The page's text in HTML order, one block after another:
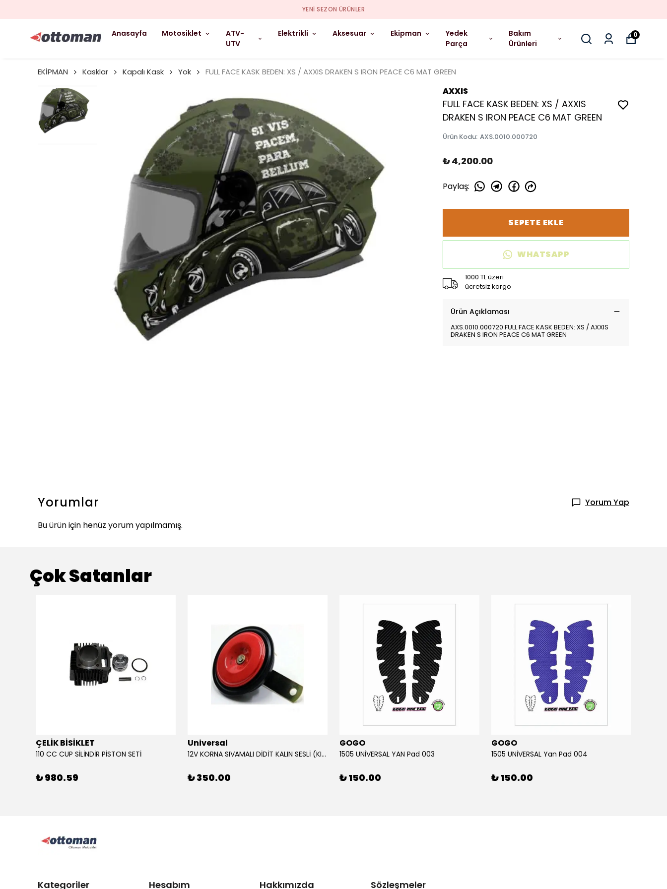
YENI SEZON ÜRÜNLER
Anasayfa Motosiklet
ATV-
UTV
Elektrikli Aksesuar Ekipman
Yedek
Parça
Bakım
Ürünleri
0
EKİPMAN Kasklar Kapalı Kask Yok FULL FACE KASK BEDEN: XS / AXXIS DRAKEN S IRON PEACE C6 MAT GREEN
AXXIS
FULL FACE KASK BEDEN: XS / AXXIS
DRAKEN S IRON PEACE C6 MAT GREEN
Ürün Kodu: AXS.0010.000720
₺ 4,200.00
Paylaş:
SEPETE EKLE
WHATSAPP
1000 TL üzeri
ücretsiz kargo
Ürün Açıklaması
AXS.0010.000720 FULL FACE KASK BEDEN: XS / AXXIS
DRAKEN S IRON PEACE C6 MAT GREEN
Yorumlar
Yorum Yap
Bu ürün için henüz yorum yapılmamış.
Çok Satanlar
ÇELİK BİSİKLET
110 CC CUP SİLİNDİR PİSTON SETİ
₺ 980.59
Universal
12V KORNA SIVAMALI DİDİT KALIN SESLİ (KIRMIZI)
₺ 350.00
GOGO
1505 UNİVERSAL YAN Pad 003
₺ 150.00
GOGO
1505 UNİVERSAL Yan Pad 004
₺ 150.00
Kategoriler Hesabım Hakkımızda Sözleşmeler